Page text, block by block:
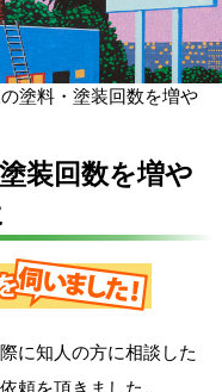
塗料・塗装回数を増や
装回数を増や
に知人の方に相談した